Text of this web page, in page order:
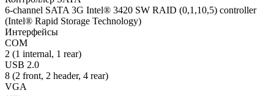
6-channel SATA 3G Intel® 3420 SW RAID (0,1,10,5) controller
(Intel® Rapid Storage Technology)
Интерфейсы
COM
2 (1 internal, 1 rear)
USB 2.0
8 (2 front, 2 header, 4 rear)
VGA